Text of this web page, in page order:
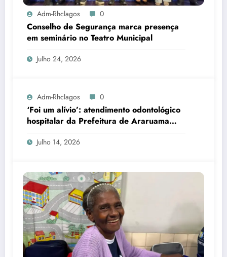
Adm-Rhclagos 0
Conselho de Segurança marca presença
em seminário no Teatro Municipal
Julho 24, 2026
Adm-Rhclagos 0
‘Foi um alívio’: atendimento odontológico
hospitalar da Prefeitura de Araruama
transforma rotina de famílias atípicas
Julho 14, 2026